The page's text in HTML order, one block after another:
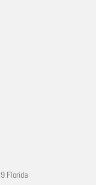
Florida